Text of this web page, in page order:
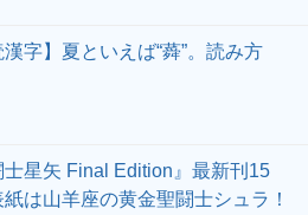
漢字】夏といえば“蕣”。読み方
士星矢 Final Edition』最新刊15
は山羊座の黄金聖闘士シュラ！